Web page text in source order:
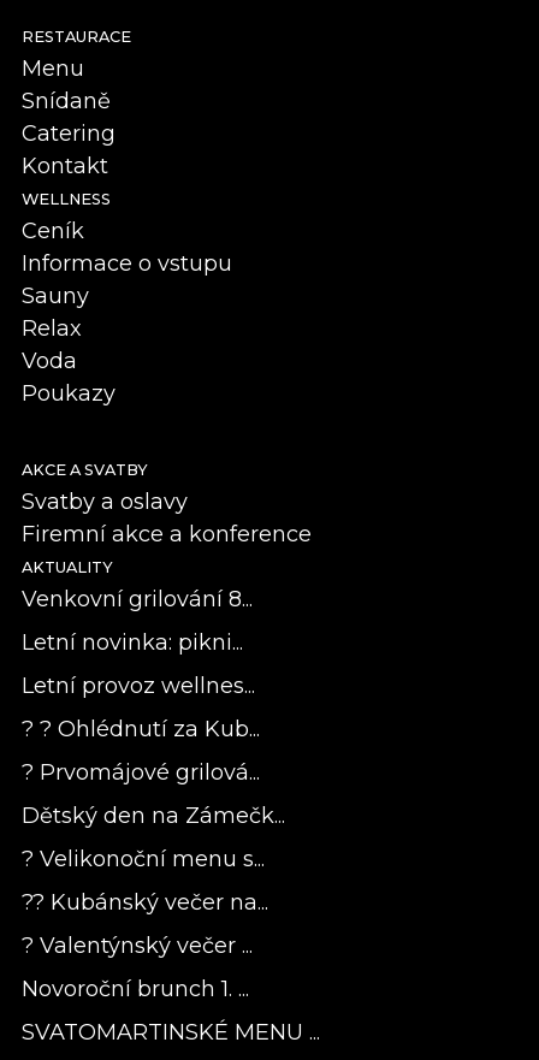
RESTAURACE
Menu
Snídaně
Catering
Kontakt
WELLNESS
Ceník
Informace o vstupu
Sauny
Relax
Voda
Poukazy
AKCE A SVATBY
Svatby a oslavy
Firemní akce a konference
AKTUALITY
Venkovní grilování 8...
Letní novinka: pikni...
Letní provoz wellnes...
? ? Ohlédnutí za Kub...
? Prvomájové grilová...
Dětský den na Zámečk...
? Velikonoční menu s...
?? Kubánský večer na...
? Valentýnský večer ...
Novoroční brunch 1. ...
SVATOMARTINSKÉ MENU ...